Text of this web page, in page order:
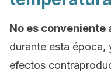
No es conveniente
durante esta época,
efectos